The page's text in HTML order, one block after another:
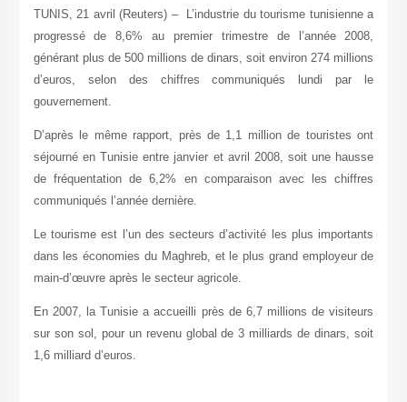
TUNIS, 21 avril (Reuters) – L’industrie du tourisme tunisienne a
progressé de 8,6% au premier trimestre de l’année 2008,
générant plus de 500 millions de dinars, soit environ 274 millions
d’euros, selon des chiffres communiqués lundi par le
gouvernement.
D’après le même rapport, près de 1,1 million de touristes ont
séjourné en Tunisie entre janvier et avril 2008, soit une hausse
de fréquentation de 6,2% en comparaison avec les chiffres
communiqués l’année dernière.
Le tourisme est l’un des secteurs d’activité les plus importants
dans les économies du Maghreb, et le plus grand employeur de
main-d’œuvre après le secteur agricole.
En 2007, la Tunisie a accueilli près de 6,7 millions de visiteurs
sur son sol, pour un revenu global de 3 milliards de dinars, soit
1,6 milliard d’euros.